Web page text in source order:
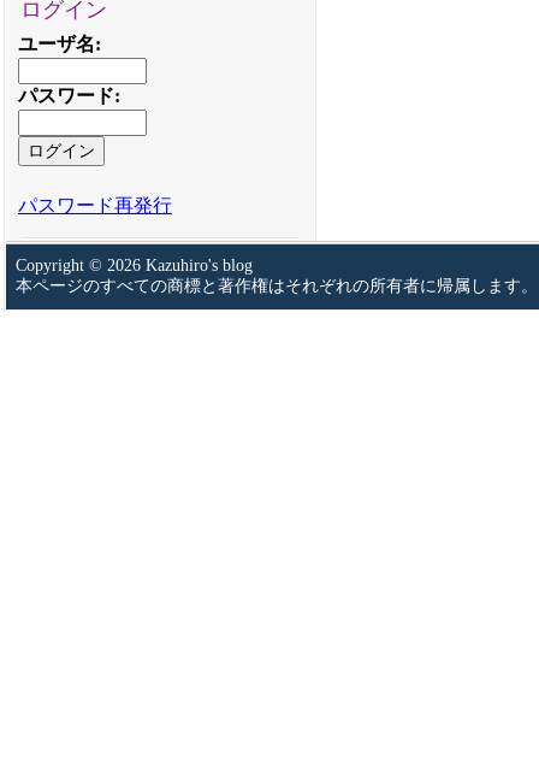
ログイン
ユーザ名:
パスワード:
パスワード再発行
Copyright © 2026 Kazuhiro's blog
本ページのすべての商標と著作権はそれぞれの所有者に帰属します。